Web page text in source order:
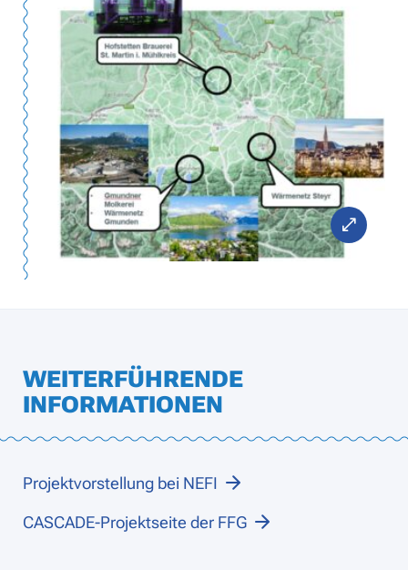
WEITERFÜHRENDE
INFORMATIONEN
Projektvorstellung bei NEFI
CASCADE-Projektseite der FFG